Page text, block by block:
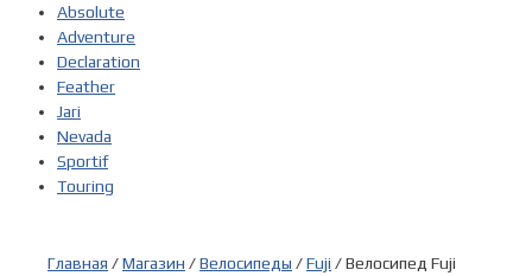
Absolute
Adventure
Declaration
Feather
Jari
Nevada
Sportif
Touring
Главная /Магазин /Велосипеды /Fuji / Велосипед Fuji